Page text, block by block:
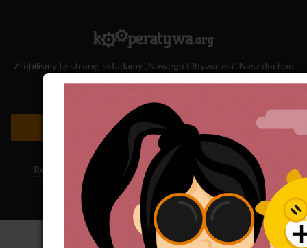
Zrobiliśmy tę stronę, składamy „Nowego Obywatela”. Nasz dochód
Newsletter »
Regulamin sklepu Polityka ciasteczek ·Subskrypcja RSS